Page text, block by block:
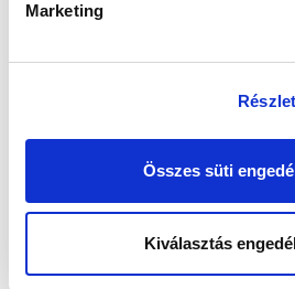
Marketing
Összes süti
Kiválasztás
KANTA JÓZSEF: AZ ELSŐ
MÁSODIK FÉLIDŐ MÁR
2022-03-14 11:20:27